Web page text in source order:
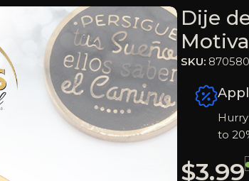
Dije
SKU: 870580
to
$3.99